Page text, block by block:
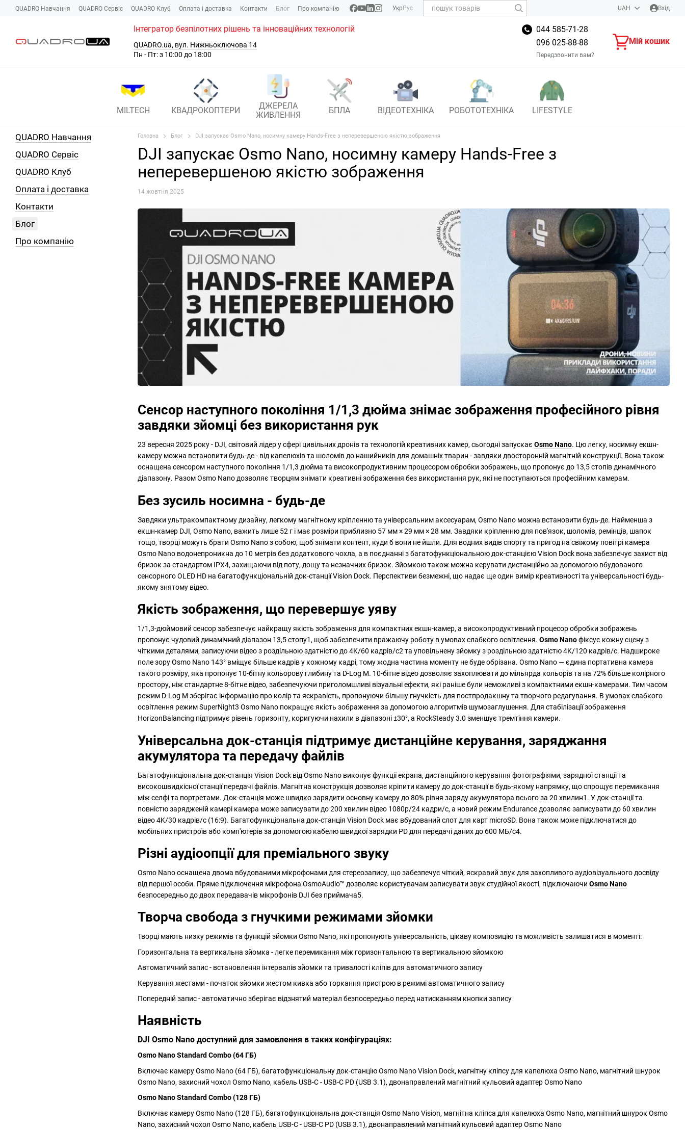
Перейти до основного контенту
QUADRO Навчання QUADRO Сервіc QUADRO Клуб Оплата і доставка Контакти Блог Про компанію Укр Рус UAH Вхід
Інтегратор безпілотних рішень та інноваційних технологій
QUADRO.ua, вул. Нижньоключова 14
Пн - Пт: з 10:00 до 18:00
044 585-71-28
096 025-88-88
Передзвонити вам?
Мій кошик
MILTECH КВАДРОКОПТЕРИ
ДЖЕРЕЛА
ЖИВЛЕННЯ
БПЛА ВІДЕОТЕХНІКА РОБОТОТЕХНІКА LIFESTYLE
Головна Блог DJI запускає Osmo Nano, носимну камеру Hands-Free з неперевершеною якістю зображення
DJI запускає Osmo Nano, носимну камеру Hands-Free з
неперевершеною якістю зображення
14 жовтня 2025
Сенсор наступного покоління 1/1,3 дюйма знімає зображення професійного рівня
завдяки зйомці без використання рук
23 вересня 2025 року - DJI, світовий лідер у сфері цивільних дронів та технологій креативних камер, сьогодні запускає Osmo Nano. Цю легку, носимну екшн-
камеру можна встановити будь-де - від капелюхів та шоломів до нашийників для домашніх тварин - завдяки двосторонній магнітній конструкції. Вона також
оснащена сенсором наступного покоління 1/1,3 дюйма та високопродуктивним процесором обробки зображень, що пропонує до 13,5 стопів динамічного
діапазону. Разом Osmo Nano дозволяє творцям знімати креативні зображення без використання рук, які не поступаються професійним камерам.
Без зусиль носимна - будь-де
Завдяки ультракомпактному дизайну, легкому магнітному кріпленню та універсальним аксесуарам, Osmo Nano можна встановити будь-де. Найменша з
екшн-камер DJI, Osmo Nano, важить лише 52 г і має розміри приблизно 57 мм × 29 мм × 28 мм. Завдяки кріпленню для пов'язок, шоломів, ремінців, шапок
тощо, творці можуть брати Osmo Nano з собою, щоб знімати контент, куди б вони не йшли. Для водних видів спорту та пригод на свіжому повітрі камера
Osmo Nano водонепроникна до 10 метрів без додаткового чохла, а в поєднанні з багатофункціональною док-станцією Vision Dock вона забезпечує захист від
бризок за стандартом IPX4, захищаючи від поту, дощу та незначних бризок. Зйомкою також можна керувати дистанційно за допомогою вбудованого
сенсорного OLED HD на багатофункціональній док-станції Vision Dock. Перспективи безмежні, що надає ще один вимір креативності та універсальності будь-
якому знятому відео.
Якість зображення, що перевершує уяву
1/1,3-дюймовий сенсор забезпечує найкращу якість зображення для компактних екшн-камер, а високопродуктивний процесор обробки зображень
пропонує чудовий динамічний діапазон 13,5 стопу1, щоб забезпечити вражаючу роботу в умовах слабкого освітлення. Osmo Nanoфіксує кожну сцену з
чіткими деталями, записуючи відео з роздільною здатністю до 4K/60 кадрів/с2 та уповільнену зйомку з роздільною здатністю 4K/120 кадрів/с. Надшироке
поле зору Osmo Nano 143° вміщує більше кадрів у кожному кадрі, тому жодна частина моменту не буде обрізана. Osmo Nano — єдина портативна камера
такого розміру, яка пропонує 10-бітну кольорову глибину та D-Log M. 10-бітне відео дозволяє захоплювати до мільярда кольорів та на 72% більше колірного
простору, ніж стандартне 8-бітне відео, забезпечуючи приголомшливі візуальні ефекти, які раніше були неможливі з компактними екшн-камерами. Тим часом
режим D-Log M зберігає інформацію про колір та яскравість, пропонуючи більшу гнучкість для постпродакшну та творчого редагування. В умовах слабкого
освітлення режим SuperNight3 Osmo Nano покращує якість зображення за допомогою алгоритмів шумозаглушення. Для стабілізації зображення
HorizonBalancing підтримує рівень горизонту, коригуючи нахили в діапазоні ±30°, а RockSteady 3.0 зменшує тремтіння камери.
Універсальна док-станція підтримує дистанційне керування, заряджання
акумулятора та передачу файлів
Багатофункціональна док-станція Vision Dock від Osmo Nano виконує функції екрана, дистанційного керування фотографіями, зарядної станції та
високошвидкісної станції передачі файлів. Магнітна конструкція дозволяє кріпити камеру до док-станції в будь-якому напрямку, що спрощує перемикання
між селфі та портретами. Док-станція може швидко зарядити основну камеру до 80% рівня заряду акумулятора всього за 20 хвилин1. У док-станції та
повністю зарядженій камері камера може записувати до 200 хвилин відео 1080p/24 кадри/с, а новий режим Endurance дозволяє записувати до 60 хвилин
відео 4K/30 кадрів/с (16:9). Багатофункціональна док-станція Vision Dock має вбудований слот для карт microSD. Вона також може підключатися до
мобільних пристроїв або комп'ютерів за допомогою кабелю швидкої зарядки PD для передачі даних до 600 МБ/с4.
Різні аудіоопції для преміального звуку
Osmo Nano оснащена двома вбудованими мікрофонами для стереозапису, що забезпечує чіткий, яскравий звук для захопливого аудіовізуального досвіду
від першої особи. Пряме підключення мікрофона OsmoAudio™ дозволяє користувачам записувати звук студійної якості, підключаючи Osmo Nano
безпосередньо до двох передавачів мікрофонів DJI без приймача5.
Творча свобода з гнучкими режимами зйомки
Творці мають низку режимів та функцій зйомки Osmo Nano, які пропонують універсальність, цікаву композицію та можливість залишатися в моменті:
Горизонтальна та вертикальна зйомка - легке перемикання між горизонтальною та вертикальною зйомкою
Автоматичний запис - встановлення інтервалів зйомки та тривалості кліпів для автоматичного запису
Керування жестами - початок зйомки жестом кивка або торкання пристрою в режимі автоматичного запису
Попередній запис - автоматично зберігає відзнятий матеріал безпосередньо перед натисканням кнопки запису
Наявність
DJI Osmo Nano доступний для замовлення в таких конфігураціях:
Osmo Nano Standard Combo (64 ГБ)
Включає камеру Osmo Nano (64 ГБ), багатофункціональну док-станцію Osmo Nano Vision Dock, магнітну кліпсу для капелюха Osmo Nano, магнітний шнурок
Osmo Nano, захисний чохол Osmo Nano, кабель USB-C - USB-C PD (USB 3.1), двонаправлений магнітний кульовий адаптер Osmo Nano
Osmo Nano Standard Combo (128 ГБ)
Включає камеру Osmo Nano (128 ГБ), багатофункціональна док-станція Osmo Nano Vision, магнітна кліпса для капелюха Osmo Nano, магнітний шнурок Osmo
Nano, захисний чохол Osmo Nano, кабель USB-C - USB-C PD (USB 3.1), двонаправлений магнітний кульовий адаптер Osmo Nano
QUADRO Навчання
QUADRO Сервіc
QUADRO Клуб
Оплата і доставка
Контакти
Блог
Про компанію